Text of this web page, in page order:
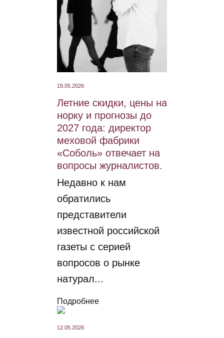
19.05.2026
Летние скидки, цены на
норку и прогнозы до
2027 года: директор
меховой фабрики
«Соболь» отвечает на
вопросы журналистов.
Недавно к нам
обратились
представители
известной российской
газеты с серией
вопросов о рынке
натурал...
Подробнее
12.05.2026